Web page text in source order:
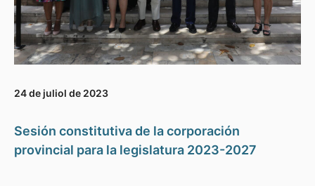
24 de juliol de 2023
Sesión constitutiva de la corporación
provincial para la legislatura 2023-2027